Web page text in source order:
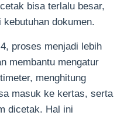
bisa terlalu besar,
dokumen.
proses menjadi lebih
membantu mengatur
menghitung
masuk ke kertas, serta
dicetak. Hal ini